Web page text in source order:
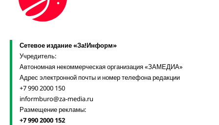
Сетевое издание «За!Информ»
Учредитель:
Автономная некоммерческая организация «ЗАМЕДИА»
Адрес электронной почты и номер телефона редакции
+7 990 2000 150
informburo@za-media.ru
Размещение рекламы:
+7 990 2000 152